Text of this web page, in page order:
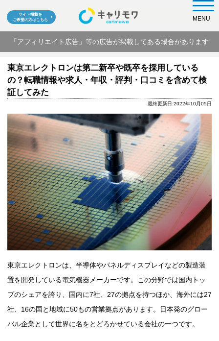
サイト掲載を
ご希望の方はこちら
「アフィリエイト広告」等の広告が掲載してある場合があります
MENU
東京エレクトロンは第二新卒や既卒を採用している
の？転職情報や求人・年収・評判・口コミを含めて検
証してみた
最終更新日:2022年10月05日
東京エレクトロンは、半導体やパネルディスプレイなどの製造装
置を開発している電気機器メーカーです。この分野では国内トッ
プのシェアを誇り、国内に7社、27の拠点を持つほか、海外には27
社、16の国と地域に50もの営業拠点があります。日本発のグロー
バル企業として世界に名をとどろかせている会社の一つです。